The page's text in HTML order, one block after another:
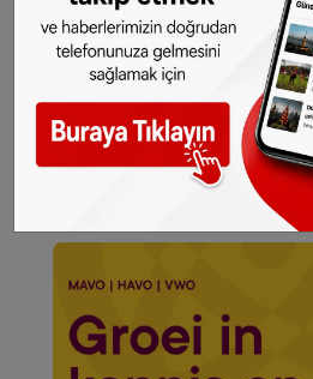
gelsin!Abone olmak için
Sitemizde yayımlanan
hakkı SONHABER.eu
’ya
kaynak olarak
için hukuki işlem